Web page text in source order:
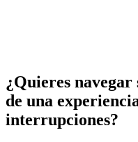
¿Quieres
de una
interrupciones?